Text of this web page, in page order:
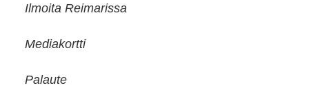
Ilmoita Reimarissa
Mediakortti
Palaute